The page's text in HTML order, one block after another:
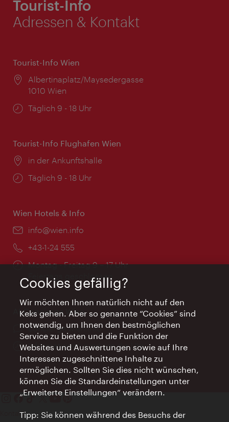
Tourist-Info
Adressen & Kontakt
Tourist-Info Wien
Ort:
Albertinaplatz/Maysedergasse
1010 Wien
Öffnungszeiten:
Täglich 9 - 18 Uhr
Tourist-Info Flughafen Wien
Ort:
in der Ankunftshalle
Öffnungszeiten:
Täglich 9 - 18 Uhr
Wien Hotels & Info
Email:
info@wien.info
Telefon:
+43-1-24 555
Öffnungszeiten:
Montag - Freitag 9 – 17 Uhr
Feiertags geschlossen
AI Concierge Wien
Ort:
concierge.wien.info
Öffnungszeiten:
Informationen rund um die Uhr
Kontakt
Cookies gefällig?
Wir möchten Ihnen natürlich nicht auf den
Keks gehen. Aber so genannte “Cookies” sind
notwendig, um Ihnen den bestmöglichen
Service zu bieten und die Funktion der
Websites und Auswertungen sowie auf Ihre
Interessen zugeschnittene Inhalte zu
ermöglichen. Sollten Sie dies nicht wünschen,
können Sie die Standardeinstellungen unter
„Erweiterte Einstellungen“ verändern.
Tipp: Sie können während des Besuchs der